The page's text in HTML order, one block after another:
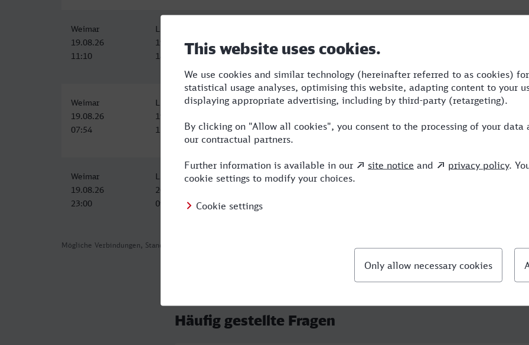
Mögliche Verbindungen, Stand: 2026-08-05 13:26
Weimar
19.08.26
11:10
Luzern
19.08.26
18:05
Weimar
19.08.26
07:54
Luzern
19.08.26
15:55
8:01 3 RE,ICE
Weimar
19.08.26
23:00
Luzern
20.08.26
09:55
10:55 4
Häufig gestellte Fragen